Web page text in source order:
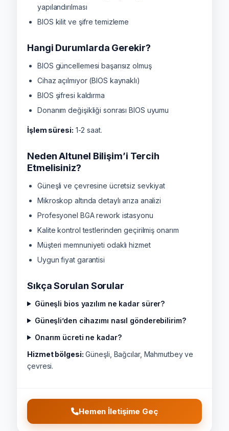
yapılandırılması
BIOS kilit ve şifre temizleme
Hangi Durumlarda Gerekir?
BIOS güncellemesi başarısız olmuş
Cihaz açılmıyor (BIOS kaynaklı)
BIOS şifresi kaldırma
Donanım değişikliği sonrası BIOS uyumu
İşlem süresi: 1-2 saat.
Neden Altunel Bilişim’i Tercih
Etmelisiniz?
Güneşli ve çevresine ücretsiz sevkiyat
Mikroskop altında detaylı arıza analizi
Profesyonel BGA rework istasyonu
Kalite kontrol testlerinden geçirilmiş onarım
Müşteri memnuniyeti odaklı hizmet
Uygun fiyat garantisi
Sıkça Sorulan Sorular
Güneşli bios yazılım ne kadar sürer?
Güneşli’den cihazımı nasıl gönderebilirim?
Onarım ücreti ne kadar?
Hizmet bölgesi: Güneşli, Bağcılar, Mahmutbey ve
çevresi.
Hemen İletişime Geç